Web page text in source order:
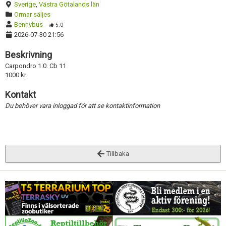
Sverige, Västra Götalands län
Ormar säljes
Bennybus_
5.0
2026-07-30 21:56
Beskrivning
Carpondro 1.0. Cb 11
1000 kr
Kontakt
Du behöver vara inloggad för att se kontaktinformation
Tillbaka